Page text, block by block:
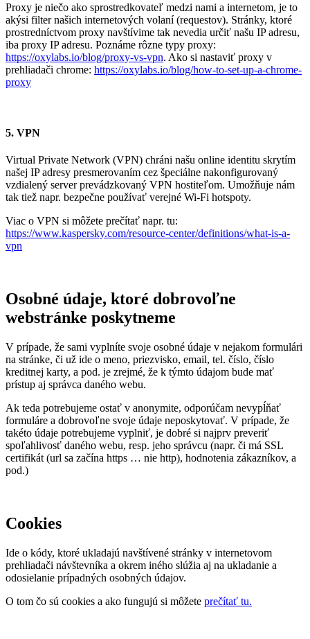
Proxy je niečo ako sprostredkovateľ medzi nami a internetom, je to
akýsi filter našich internetových volaní (requestov). Stránky, ktoré
prostredníctvom proxy navštívime tak nevedia určiť našu IP adresu,
iba proxy IP adresu. Poznáme rôzne typy proxy:
https://oxylabs.io/blog/proxy-vs-vpn. Ako si nastaviť proxy v
prehliadači chrome: https://oxylabs.io/blog/how-to-set-up-a-chrome-
proxy
5. VPN
Virtual Private Network (VPN) chráni našu online identitu skrytím
našej IP adresy presmerovaním cez špeciálne nakonfigurovaný
vzdialený server prevádzkovaný VPN hostiteľom. Umožňuje nám
tak tiež napr. bezpečne používať verejné Wi-Fi hotspoty.
Viac o VPN si môžete prečítať napr. tu:
https://www.kaspersky.com/resource-center/definitions/what-is-a-
vpn
Osobné údaje, ktoré dobrovoľne
webstránke poskytneme
V prípade, že sami vyplníte svoje osobné údaje v nejakom formulári
na stránke, či už ide o meno, priezvisko, email, tel. číslo, číslo
kreditnej karty, a pod. je zrejmé, že k týmto údajom bude mať
prístup aj správca daného webu.
Ak teda potrebujeme ostať v anonymite, odporúčam nevypĺňať
formuláre a dobrovoľne svoje údaje neposkytovať. V prípade, že
takéto údaje potrebujeme vyplniť, je dobré si najprv preveriť
spoľahlivosť daného webu, resp. jeho správcu (napr. či má SSL
certifikát (url sa začína https … nie http), hodnotenia zákazníkov, a
pod.)
Cookies
Ide o kódy, ktoré ukladajú navštívené stránky v internetovom
prehliadači návštevníka a okrem iného slúžia aj na ukladanie a
odosielanie prípadných osobných údajov.
O tom čo sú cookies a ako fungujú si môžete prečítať tu.